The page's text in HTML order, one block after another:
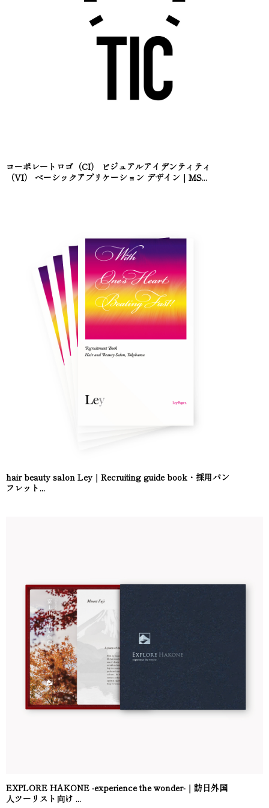
コーポレートロゴ（CI） ビジュアルアイデンティティ
（VI） ベーシックアプリケーション デザイン｜MS...
hair beauty salon Ley｜Recruiting guide book・採用パン
フレット...
EXPLORE HAKONE -experience the wonder-｜訪日外国
人ツーリスト向け ...